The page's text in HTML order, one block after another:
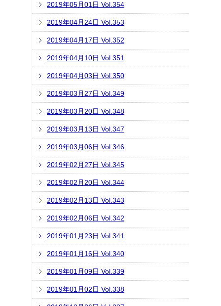
2019年05月01日 Vol.354
2019年04月24日 Vol.353
2019年04月17日 Vol.352
2019年04月10日 Vol.351
2019年04月03日 Vol.350
2019年03月27日 Vol.349
2019年03月20日 Vol.348
2019年03月13日 Vol.347
2019年03月06日 Vol.346
2019年02月27日 Vol.345
2019年02月20日 Vol.344
2019年02月13日 Vol.343
2019年02月06日 Vol.342
2019年01月23日 Vol.341
2019年01月16日 Vol.340
2019年01月09日 Vol.339
2019年01月02日 Vol.338